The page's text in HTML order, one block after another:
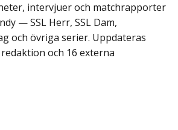
intervjuer och matchrapporter
— SSL Herr, SSL Dam,
och övriga serier. Uppdateras
och 16 externa